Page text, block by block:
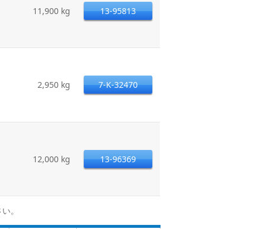
11,900 kg 13-95813
2,950 kg 7-K-32470
12,000 kg 13-96369
。